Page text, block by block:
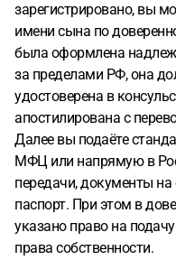
зарегистрировано, вы
имени сына по
была оформлена
за пределами РФ, она
удостоверена в
апостилирована с
Далее вы подаёте
МФЦ или напрямую в
передачи, документы
паспорт. При этом в
указано право на
права собственности.